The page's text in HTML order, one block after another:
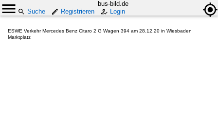
bus-bild.de
Suche
Registrieren Login
ESWE Verkehr Mercedes Benz Citaro 2 G Wagen 394 am 28.12.20 in Wiesbaden
Marktplatz